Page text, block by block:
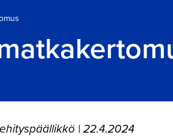
| 22.4.2024